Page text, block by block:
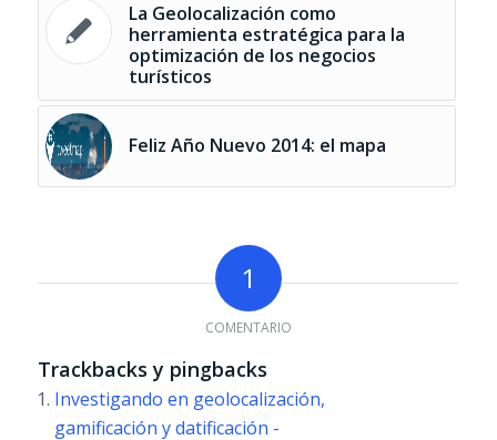
La Geolocalización como
herramienta estratégica para la
optimización de los negocios
turísticos
Feliz Año Nuevo 2014: el mapa
1
COMENTARIO
Trackbacks y pingbacks
Investigando en geolocalización,
gamificación y datificación -